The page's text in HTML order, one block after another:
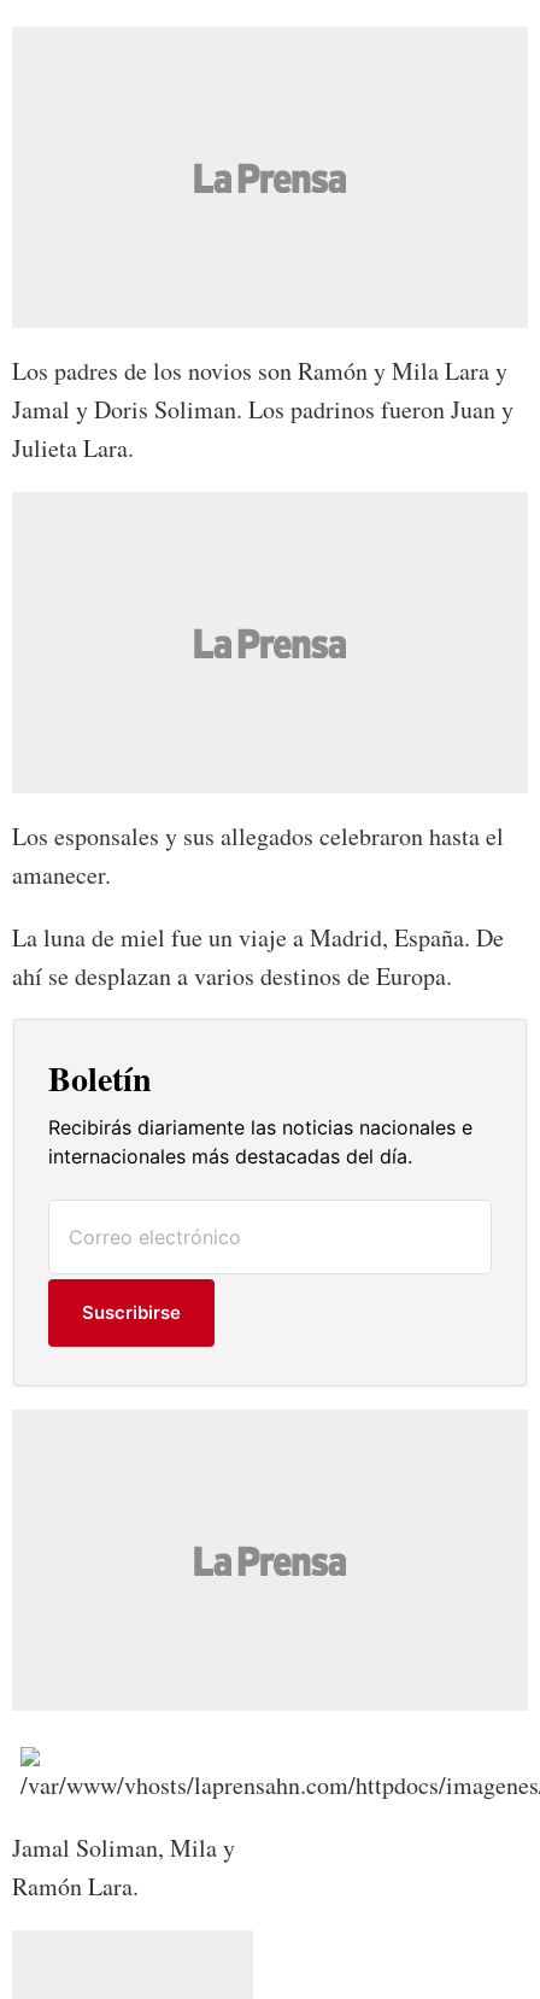
Los padres de los novios son Ramón y Mila Lara y
Jamal y Doris Soliman. Los padrinos fueron Juan y
Julieta Lara.
Los esponsales y sus allegados celebraron hasta el
amanecer.
La luna de miel fue un viaje a Madrid, España. De
ahí se desplazan a varios destinos de Europa.
Boletín
Recibirás diariamente las noticias nacionales e
internacionales más destacadas del día.
Suscribirse
Jamal Soliman, Mila y
Ramón Lara.